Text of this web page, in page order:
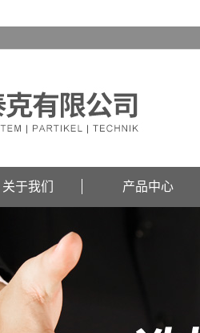
关于我们 产品中心